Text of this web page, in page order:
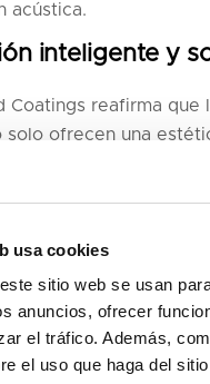
usa cookies
sitio web se usan
anuncios, ofrecer
el tráfico. Además,
el uso que haga del
acústica.
inteligente y
Coatings reafirma que
solo ofrecen una
sino que también
tratada con
el medio ambiente y
cualquier proyecto
más de 50 años